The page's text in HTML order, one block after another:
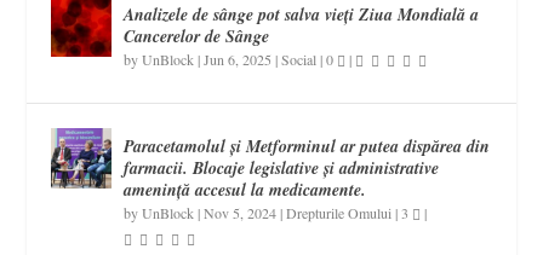
Analizele de sânge pot salva vieți Ziua Mondială a
Cancerelor de Sânge
byUnBlock |Jun 6, 2025 |Social |0 |
Paracetamolul și Metforminul ar putea dispărea din
farmacii. Blocaje legislative și administrative
amenință accesul la medicamente.
byUnBlock |Nov 5, 2024|Drepturile Omului |3 |